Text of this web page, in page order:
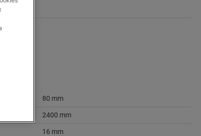
80 mm
2400 mm
16 mm